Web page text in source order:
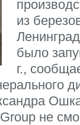
из
было
г.,
не